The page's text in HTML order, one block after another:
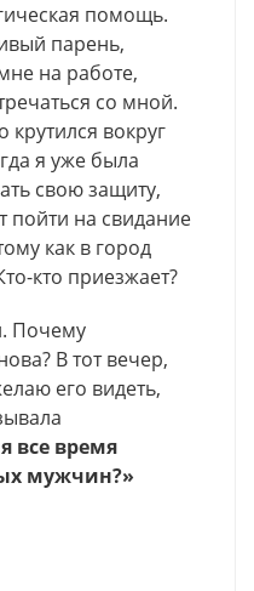
помощь.
парень,
на работе,
со мной.
крутился вокруг
я уже была
свою защиту,
пойти на свидание
как в город
кто приезжает?
Почему
В тот вечер,
его видеть,
все время
мужчин?»